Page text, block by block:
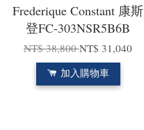
Frederique Constant 康斯
登FC-303NSR5B6B
NT$ 38,800NT$ 31,040
加入購物車